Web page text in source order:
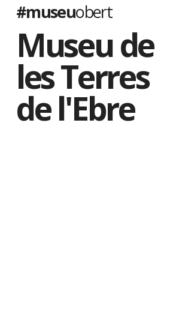
#museuobert
Museu de
les Terres
de l'Ebre